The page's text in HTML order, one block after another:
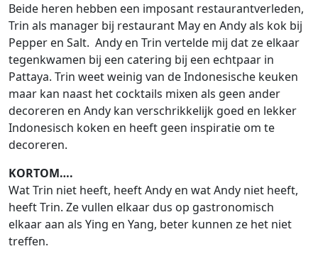
Beide heren hebben een imposant restaurantverleden,
Trin als manager bij restaurant May en Andy als kok bij
Pepper en Salt. Andy en Trin vertelde mij dat ze elkaar
tegenkwamen bij een catering bij een echtpaar in
Pattaya. Trin weet weinig van de Indonesische keuken
maar kan naast het cocktails mixen als geen ander
decoreren en Andy kan verschrikkelijk goed en lekker
Indonesisch koken en heeft geen inspiratie om te
decoreren.
KORTOM….
Wat Trin niet heeft, heeft Andy en wat Andy niet heeft,
heeft Trin. Ze vullen elkaar dus op gastronomisch
elkaar aan als Ying en Yang, beter kunnen ze het niet
treffen.